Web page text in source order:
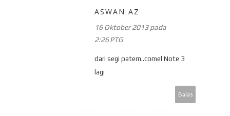
ASWAN AZ
16 Oktober 2013 pada
2:26 PTG
dari segi patern..comel Note 3
lagi
Balas